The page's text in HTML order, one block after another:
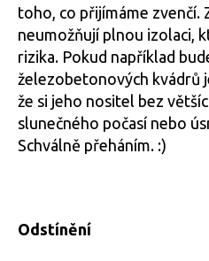
toho, co přijímáme zvenčí.
neumožňují plnou izolaci,
rizika. Pokud například
železobetonových kvádrů
že si jeho nositel bez
slunečného počasí nebo
Schválně přeháním. :)
Odstínění